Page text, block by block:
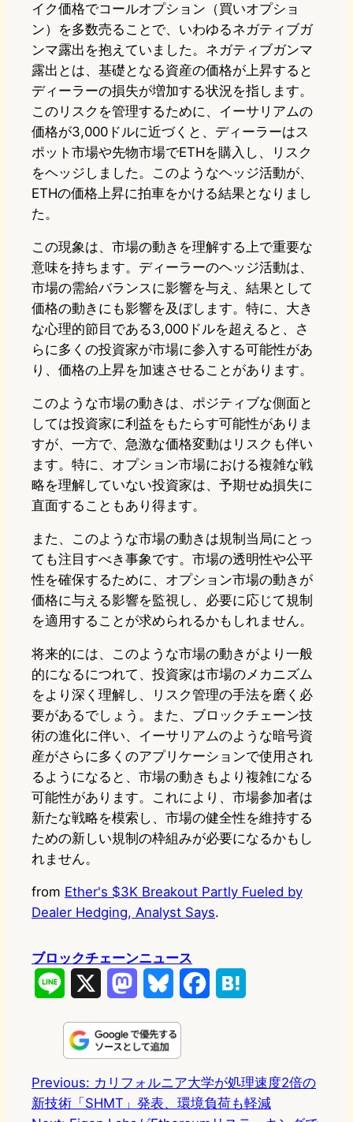
イク価格でコールオプション（買いオプショ
ン）を多数売ることで、いわゆるネガティブガ
ンマ露出を抱えていました。ネガティブガンマ
露出とは、基礎となる資産の価格が上昇すると
ディーラーの損失が増加する状況を指します。
このリスクを管理するために、イーサリアムの
価格が3,000ドルに近づくと、ディーラーはス
ポット市場や先物市場でETHを購入し、リスク
をヘッジしました。このようなヘッジ活動が、
ETHの価格上昇に拍車をかける結果となりまし
た。
この現象は、市場の動きを理解する上で重要な
意味を持ちます。ディーラーのヘッジ活動は、
市場の需給バランスに影響を与え、結果として
価格の動きにも影響を及ぼします。特に、大き
な心理的節目である3,000ドルを超えると、さ
らに多くの投資家が市場に参入する可能性があ
り、価格の上昇を加速させることがあります。
このような市場の動きは、ポジティブな側面と
しては投資家に利益をもたらす可能性がありま
すが、一方で、急激な価格変動はリスクも伴い
ます。特に、オプション市場における複雑な戦
略を理解していない投資家は、予期せぬ損失に
直面することもあり得ます。
また、このような市場の動きは規制当局にとっ
ても注目すべき事象です。市場の透明性や公平
性を確保するために、オプション市場の動きが
価格に与える影響を監視し、必要に応じて規制
を適用することが求められるかもしれません。
将来的には、このような市場の動きがより一般
的になるにつれて、投資家は市場のメカニズム
をより深く理解し、リスク管理の手法を磨く必
要があるでしょう。また、ブロックチェーン技
術の進化に伴い、イーサリアムのような暗号資
産がさらに多くのアプリケーションで使用され
るようになると、市場の動きもより複雑になる
可能性があります。これにより、市場参加者は
新たな戦略を模索し、市場の健全性を維持する
ための新しい規制の枠組みが必要になるかもし
れません。
from Ether's $3K Breakout Partly Fueled by
Dealer Hedging, Analyst Says.
ブロックチェーンニュース
n
s
o
u
s
e
b
e
n
Previous: カリフォルニア大学が処理速度2倍の
新技術「SHMT」発表、環境負荷も軽減